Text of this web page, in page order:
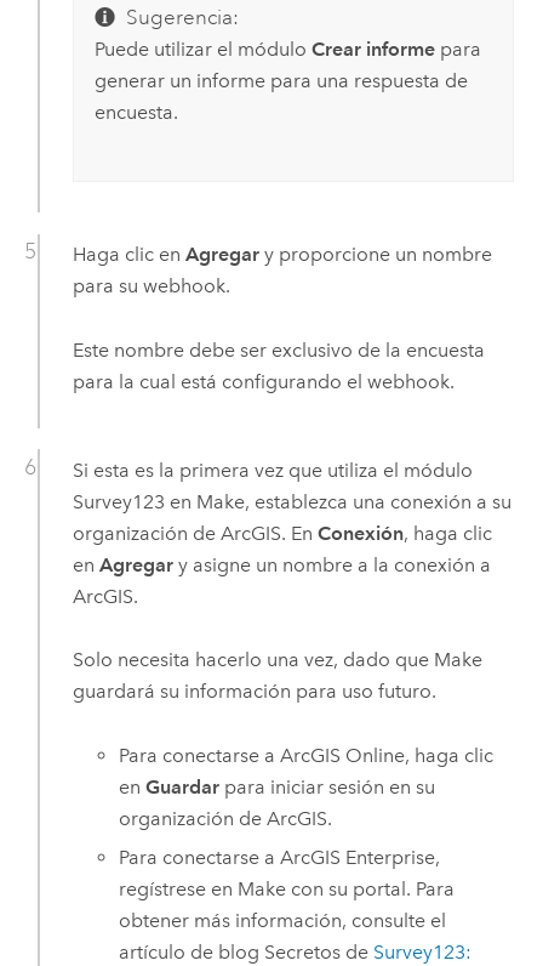
Sugerencia:
Puede utilizar el módulo Crear informepara
generar un informe para una respuesta de
encuesta.
Haga clic en Agregary proporcione un nombre
para su webhook.
Este nombre debe ser exclusivo de la encuesta
para la cual está configurando el webhook.
Si esta es la primera vez que utiliza el módulo
Survey123 en Make, establezca una conexión a su
organización de ArcGIS. En Conexión, haga clic
en Agregary asigne un nombre a la conexión a
ArcGIS.
Solo necesita hacerlo una vez, dado que Make
guardará su información para uso futuro.
Para conectarse aArcGIS Online, haga clic
enGuardar para iniciar sesión en su
organización de ArcGIS.
Para conectarse aArcGIS Enterprise,
regístrese en Make con su portal. Para
obtener más información, consulte el
artículo de blog Secretos de Survey123: